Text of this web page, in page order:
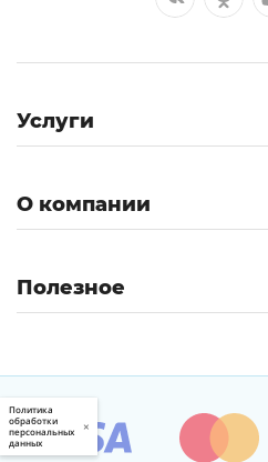
Услуги
О компании
Полезное
Политика
обработки
персональных
данных
×